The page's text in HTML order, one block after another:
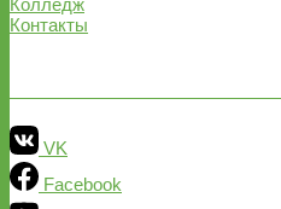
Колледж
Контакты
VK
Facebook